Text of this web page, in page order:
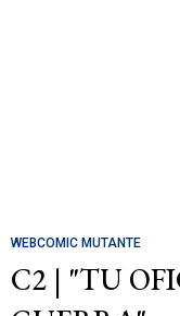
WEBCOMIC MUTANTE
C2 | "TU